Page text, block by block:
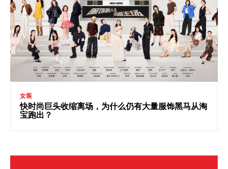
女装
快时尚巨头收缩离场，为什么仍有大量服饰黑马从淘
宝跑出？